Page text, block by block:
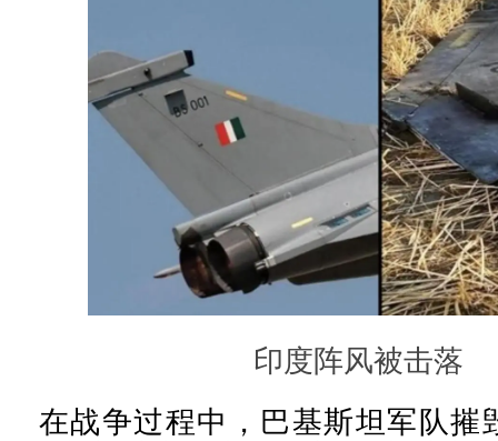
印度阵风被击落
在战争过程中，巴基斯坦军队摧